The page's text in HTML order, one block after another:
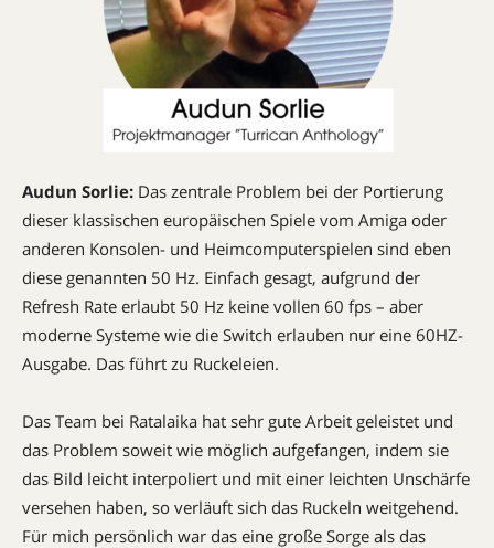
Audun Sorlie: Das zentrale Problem bei der Portierung
dieser klassischen europäischen Spiele vom Amiga oder
anderen Konsolen- und Heimcomputerspielen sind eben
diese genannten 50 Hz. Einfach gesagt, aufgrund der
Refresh Rate erlaubt 50 Hz keine vollen 60 fps – aber
moderne Systeme wie die Switch erlauben nur eine 60HZ-
Ausgabe. Das führt zu Ruckeleien.
Das Team bei Ratalaika hat sehr gute Arbeit geleistet und
das Problem soweit wie möglich aufgefangen, indem sie
das Bild leicht interpoliert und mit einer leichten Unschärfe
versehen haben, so verläuft sich das Ruckeln weitgehend.
Für mich persönlich war das eine große Sorge als das